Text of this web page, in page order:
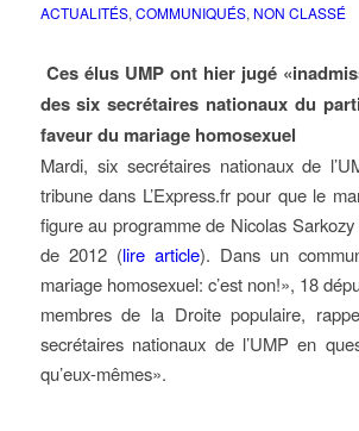
ACTUALITÉS, COMMUNIQUÉS, NON CLASSÉ
Ces élus UMP ont hier jugé
des six secrétaires nationaux du
faveur du mariage homosexuel
Mardi, six secrétaires nationaux de
tribune dans L’Express.fr pour que le
figure au programme de Nicolas
de 2012 (lire article). Dans un
mariage homosexuel: c’est non!», 18
membres de la Droite populaire,
secrétaires nationaux de l’UMP en
qu’eux-mêmes».